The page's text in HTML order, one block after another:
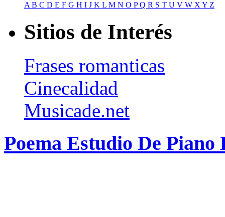
A B C D E F G H I J K L M N O PQ R S T U V W X Y Z
Sitios de Interés
Frases romanticas
Cinecalidad
Musicade.net
Poema Estudio De